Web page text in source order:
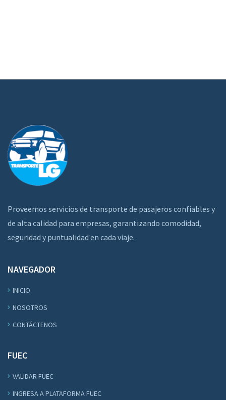
Proveemos servicios de transporte de pasajeros confiables y
de alta calidad para empresas, garantizando comodidad,
seguridad y puntualidad en cada viaje.
NAVEGADOR
INICIO
NOSOTROS
CONTÁCTENOS
FUEC
VALIDAR FUEC
INGRESA A PLATAFORMA FUEC